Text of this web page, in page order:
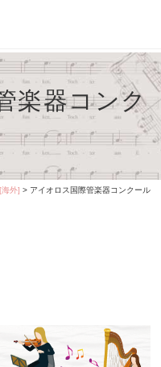
楽器コンク
外] > アイオロス国際管楽器コンクール